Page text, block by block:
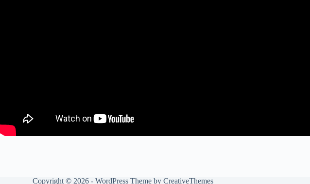
Copyright © 2026 - WordPress Theme byCreativeThemes